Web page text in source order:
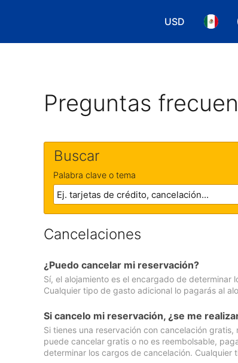
USD
Elegir tu Elegir
Preguntas
Buscar
Palabra clave o tema
Cancelaciones
¿Puedo cancelar mi reservación?
Sí, el alojamiento es el encargado de
Cualquier tipo de gasto adicional lo pagarás al
Si cancelo mi reservación, ¿se me
Si tienes una reservación con cancelación
puede cancelar gratis o no es reembolsable,
determinar los cargos de cancelación.